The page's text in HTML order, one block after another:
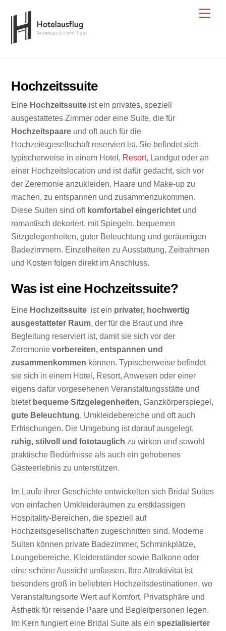
content
Hochzeitssuite
Eine Hochzeitssuite ist ein privates, speziell
ausgestattetes Zimmer oder eine Suite, die für
Hochzeitspaare und oft auch für die
Hochzeitsgesellschaft reserviert ist. Sie befindet sich
typischerweise in einem Hotel, Resort, Landgut oder an
einer Hochzeitslocation und ist dafür gedacht, sich vor
der Zeremonie anzukleiden, Haare und Make-up zu
machen, zu entspannen und zusammenzukommen.
Diese Suiten sind oft komfortabel eingerichtet und
romantisch dekoriert, mit Spiegeln, bequemen
Sitzgelegenheiten, guter Beleuchtung und geräumigen
Badezimmern. Einzelheiten zu Ausstattung, Zeitrahmen
und Kosten folgen direkt im Anschluss.
Was ist eine Hochzeitssuite?
Eine Hochzeitssuite ist ein privater, hochwertig
ausgestatteter Raum, der für die Braut und ihre
Begleitung reserviert ist, damit sie sich vor der
Zeremonievorbereiten, entspannen und
zusammenkommen können. Typischerweise befindet
sie sich in einem Hotel, Resort, Anwesen oder einer
eigens dafür vorgesehenen Veranstaltungsstätte und
bietet bequeme Sitzgelegenheiten, Ganzkörperspiegel,
gute Beleuchtung, Umkleidebereiche und oft auch
Erfrischungen. Die Umgebung ist darauf ausgelegt,
ruhig, stilvoll und fototauglich zu wirken und sowohl
praktische Bedürfnisse als auch ein gehobenes
Gästeerlebnis zu unterstützen.
Im Laufe ihrer Geschichte entwickelten sich Bridal Suites
von einfachen Umkleideräumen zu erstklassigen
Hospitality-Bereichen, die speziell auf
Hochzeitsgesellschaften zugeschnitten sind. Moderne
Suiten können private Badezimmer, Schminkplätze,
Loungebereiche, Kleiderständer sowie Balkone oder
eine schöne Aussicht umfassen. Ihre Attraktivität ist
besonders groß in beliebten Hochzeitsdestinationen, wo
Veranstaltungsorte Wert auf Komfort, Privatsphäre und
Ästhetik für reisende Paare und Begleitpersonen legen.
Im Kern fungiert eine Bridal Suite als einspezialisierter